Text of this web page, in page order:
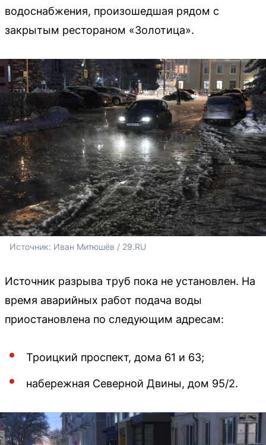
водоснабжения, произошедшая рядом с
закрытым рестораном «Золотица».
Источник: Иван Митюшёв / 29.RU
Источник разрыва труб пока не установлен. На
время аварийных работ подача воды
приостановлена по следующим адресам:
Троицкий проспект, дома 61 и 63;
набережная Северной Двины, дом 95/2.